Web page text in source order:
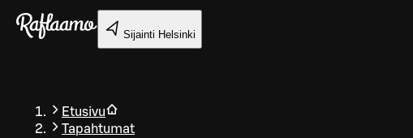
Siirry pääsisältöön
Sijainti Helsinki
Etusivu
Tapahtumat